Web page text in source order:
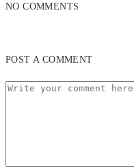
NO COMMENTS
POST A COMMENT